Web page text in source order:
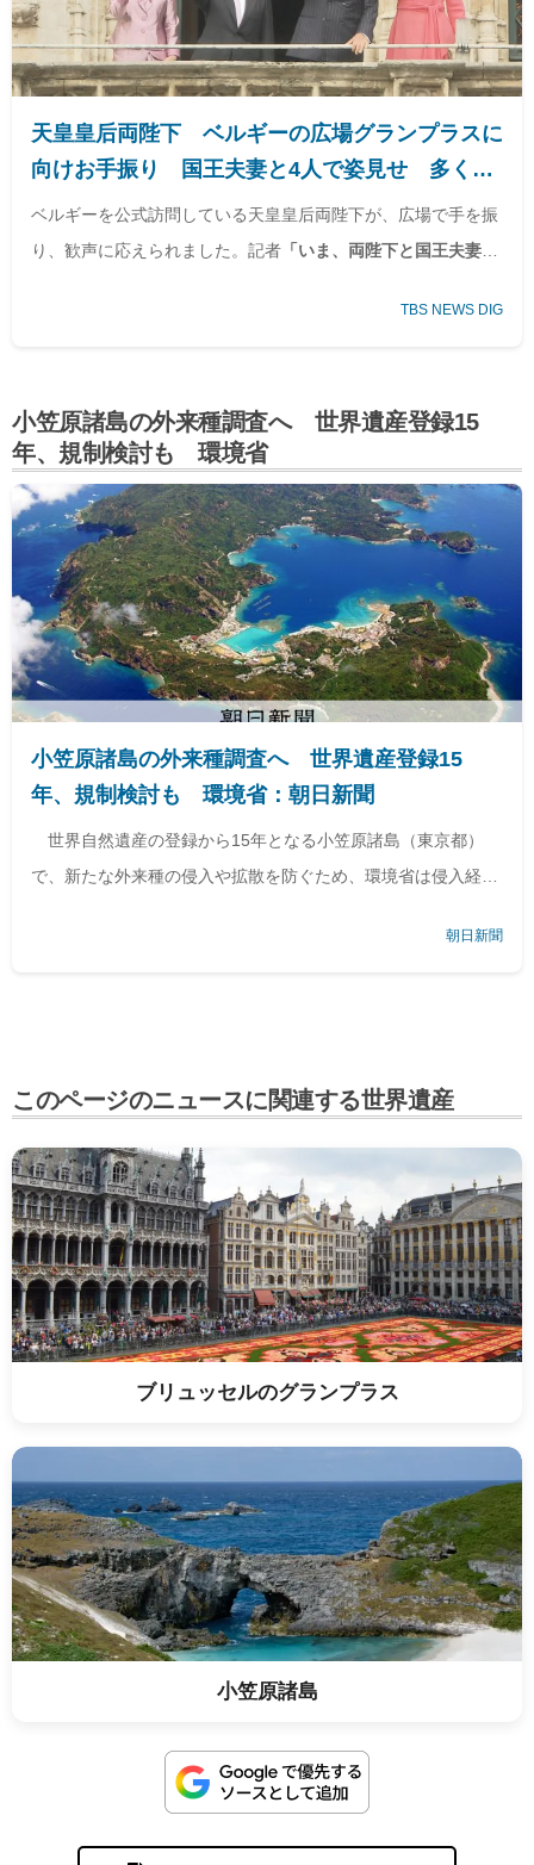
天皇皇后両陛下 ベルギーの広場グランプラスに
向けお手振り 国王夫妻と4人で姿見せ 多くの
市民から歓声 | TBS NEWS DIG
ベルギーを公式訪問している天皇皇后両陛下が、広場で手を振
り、歓声に応えられました。記者 「いま、両陛下と国王夫妻が
TBS NEWS DIG
小笠原諸島の外来種調査へ 世界遺産登録15
年、規制検討も 環境省
小笠原諸島の外来種調査へ 世界遺産登録15
年、規制検討も 環境省：朝日新聞
世界自然遺産の登録から15年となる小笠原諸島（東京都）
で、新たな外来種の侵入や拡散を防ぐため、環境省は侵入経路
朝日新聞
このページのニュースに関連する世界遺産
ブリュッセルのグランプラス
小笠原諸島